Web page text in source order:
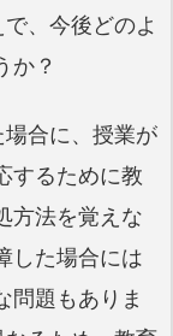
、今後どのよ
か？
合に、授業が
するために教
方法を覚えな
した場合には
問題もありま